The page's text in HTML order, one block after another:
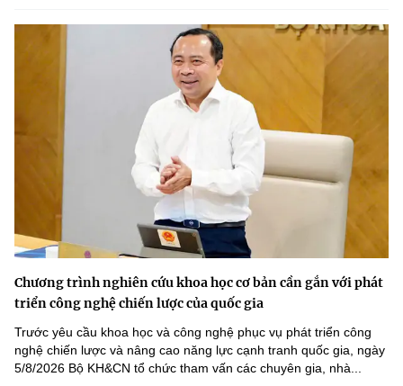
Chương trình nghiên cứu khoa học cơ bản cần gắn với phát
triển công nghệ chiến lược của quốc gia
Trước yêu cầu khoa học và công nghệ phục vụ phát triển công
nghệ chiến lược và nâng cao năng lực cạnh tranh quốc gia, ngày
5/8/2026 Bộ KH&CN tổ chức tham vấn các chuyên gia, nhà...